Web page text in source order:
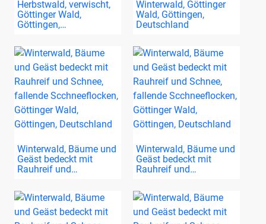
Herbstwald, verwischt,
Göttinger Wald,
Göttingen,…
Winterwald, Göttinger
Wald, Göttingen,
Deutschland
Winterwald, Bäume und
Geäst bedeckt mit
Rauhreif und…
Winterwald, Bäume und
Geäst bedeckt mit
Rauhreif und…